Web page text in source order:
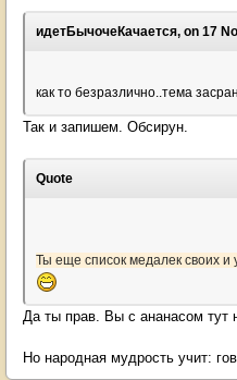
идетБычочеКачается, on 17
как то безразлично..тема
Так и запишем. Обсирун.
Quote
Ты еще список медалек своих
Да ты прав. Вы с ананасом тут
Но народная мудрость учит: